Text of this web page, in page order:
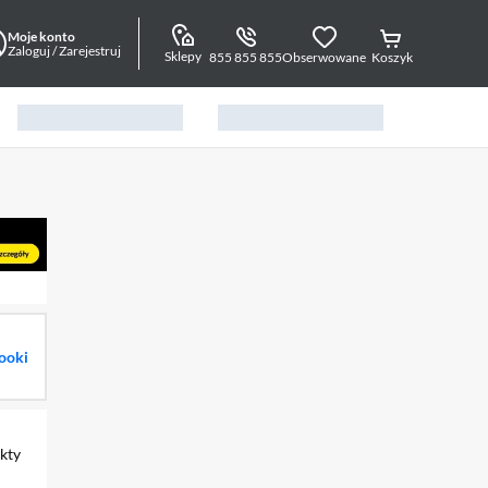
Moje konto
Zaloguj / Zarejestruj
Sklepy 855 855 855Obserwowane Koszyk